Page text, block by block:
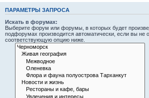
ПАРАМЕТРЫ ЗАПРОСА
Искать в форумах:
Выберите форум или форумы, в которых будет
подфорумах производится автоматически, если вы не
соответствующую опцию ниже.